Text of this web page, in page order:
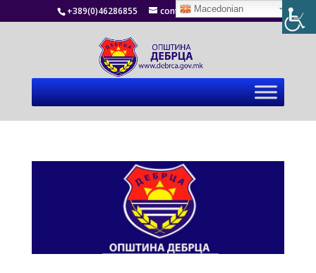
+389(0)46286855 contact@debrca.gov.mk
Macedonian